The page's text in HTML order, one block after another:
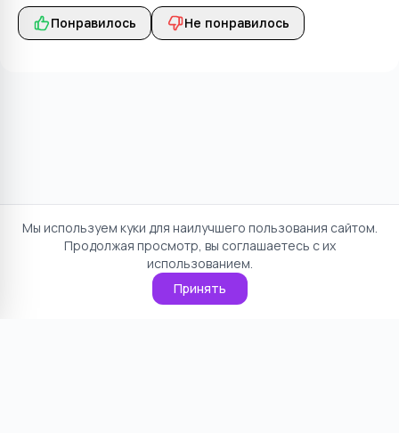
Понравилось Не понравилось
Мы используем куки для наилучшего пользования сайтом.
Продолжая просмотр, вы соглашаетесь с их
использованием.
Принять